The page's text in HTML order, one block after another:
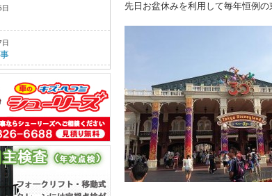
先日お盆休みを利用して毎年恒例の